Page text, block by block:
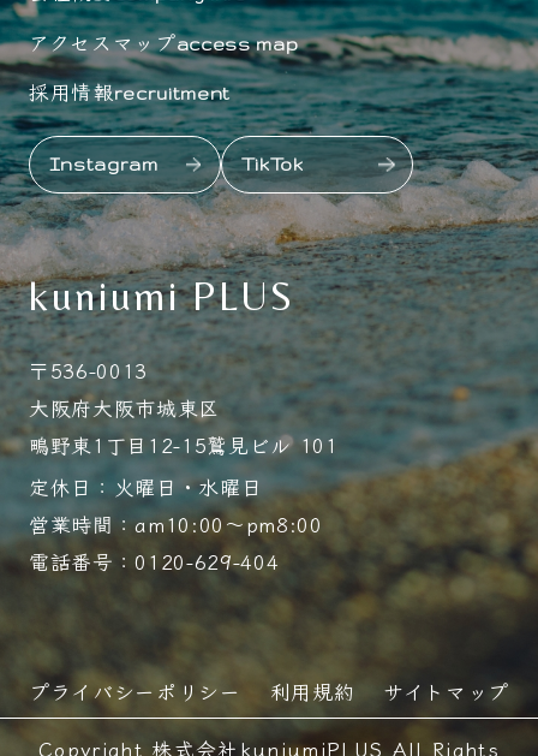
アクセスマップaccess map
採用情報recruitment
Instagram TikTok
kuniumi PLUS
〒536-0013
大阪府大阪市城東区
鴫野東1丁目12-15鷲見ビル 101
定休日：火曜日・水曜日
営業時間：am10:00～pm8:00
電話番号：0120-629-404
プライバシーポリシー 利用規約
サイトマップ
Copyright 株式会社kuniumiPLUS All Rights